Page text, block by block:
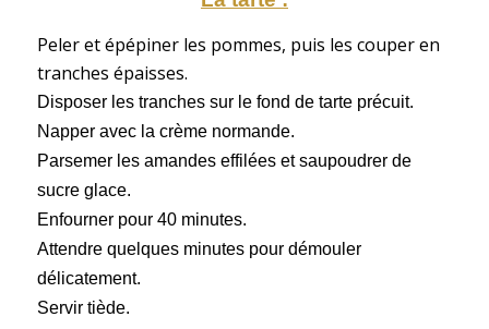
Peler et épépiner les pommes, puis les couper en
tranches épaisses.
Disposer les tranches sur le fond de tarte précuit.
Napper avec la crème normande.
Parsemer les amandes effilées et saupoudrer de
sucre glace.
Enfourner pour 40 minutes.
Attendre quelques minutes pour démouler
délicatement.
Servir tiède.